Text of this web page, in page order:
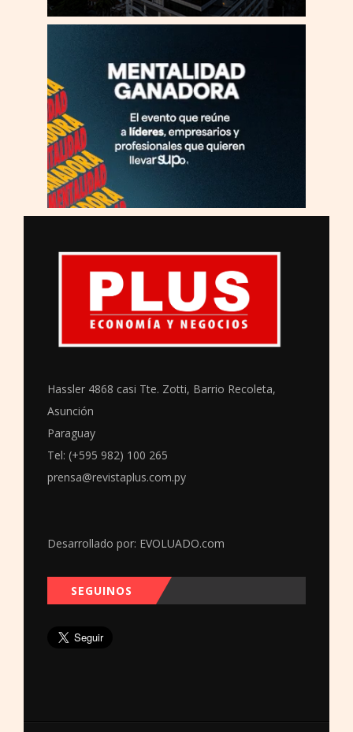
Hassler 4868 casi Tte. Zotti, Barrio Recoleta,
Asunción
Paraguay
Tel: (+595 982) 100 265
prensa@revistaplus.com.py
Desarrollado por: EVOLUADO.com
SEGUINOS